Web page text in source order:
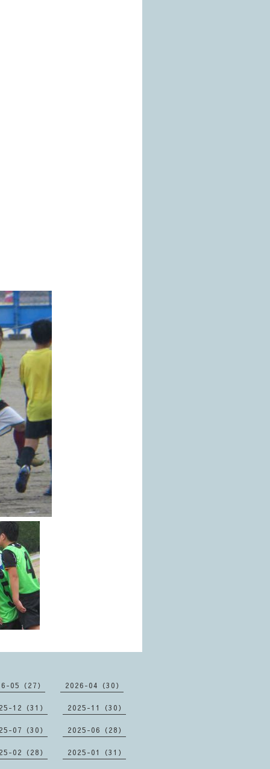
05（27） 2026-04（30）
12（31） 2025-11（30）
07（30） 2025-06（28）
02（28） 2025-01（31）